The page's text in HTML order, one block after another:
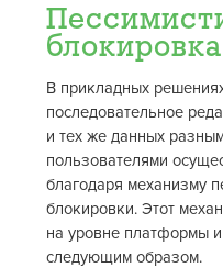
блокировка
В прикладных
последовательное
и тех же данных
пользователями
благодаря механизму
блокировки. Этот
на уровне платформы и
следующим образом.